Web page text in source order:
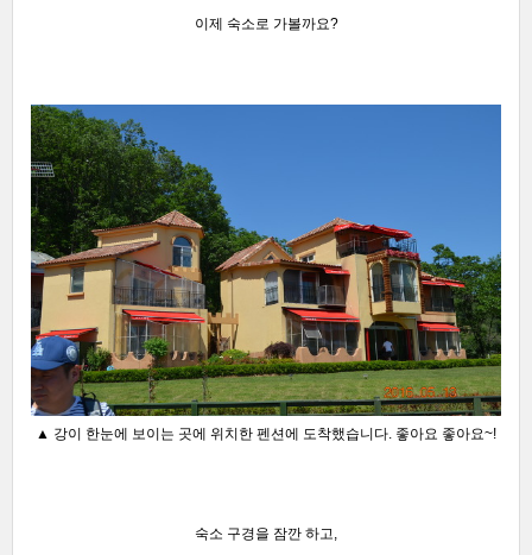
이제 숙소로 가볼까요?
▲ 강이 한눈에 보이는 곳에 위치한 펜션에 도착했습니다. 좋아요 좋아요~!
숙소 구경을 잠깐 하고,